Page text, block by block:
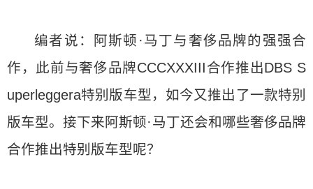
编者说：阿斯顿·马丁与奢侈品牌的强强合
作，此前与奢侈品牌CCCXXXIII合作推出DBS S
uperleggera特别版车型，如今又推出了一款特别
版车型。接下来阿斯顿·马丁还会和哪些奢侈品牌
合作推出特别版车型呢？